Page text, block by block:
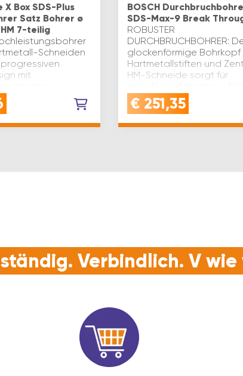
X Box SDS-Plus
Satz Bohrer ø
7-teilig
Schneiden
mit
Durchbohren von
BOSCH
SDS-Max-9 Break
ROBUSTER
DURCHBRUCHBOHRER:
glockenförmige Bohrkopf
Hartmetallstiften und
HM-Schneide sorgt für
und
€ 251,35
Verbindlich. V